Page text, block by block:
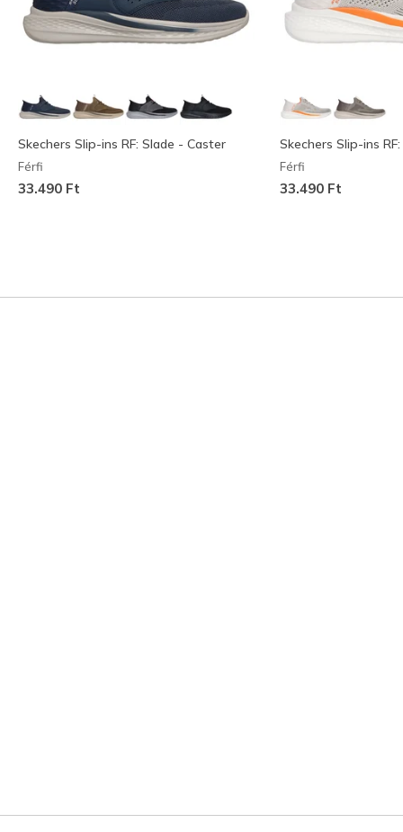
Skechers Slip-ins RF: Slade - Caster
Férfi
33.490 Ft
Skechers Slip-ins
Férfi
33.490 Ft